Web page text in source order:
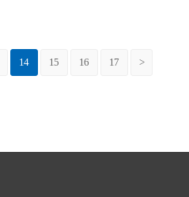
14 15 16 17 >